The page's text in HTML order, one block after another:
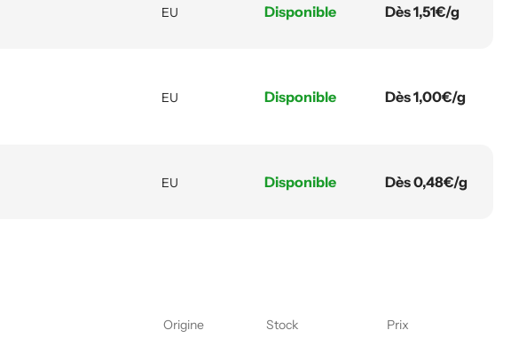
EU Disponible Dès 1,51€/g
EU Disponible Dès 1,00€/g
EU Disponible Dès 0,48€/g
Origine Stock Prix